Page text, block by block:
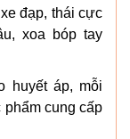
đạp, thái cực
xoa bóp tay
huyết áp, mỗi
cung cấp